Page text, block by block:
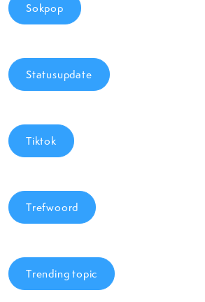
Sokpop
Statusupdate
Tiktok
Trefwoord
Trending topic